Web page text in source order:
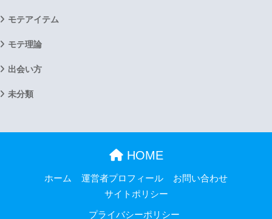
モテアイテム
モテ理論
出会い方
未分類
HOME
ホーム 運営者プロフィール
お問い合わせ
サイトポリシー
プライバシーポリシー